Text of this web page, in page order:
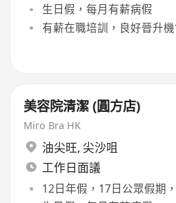
生日假，每月有薪病假
有薪在職培訓，良好晉升
美容院清潔 (圓方店)
Miro Bra HK
油尖旺, 尖沙咀
工作日面議
12日年假，17日公眾假期